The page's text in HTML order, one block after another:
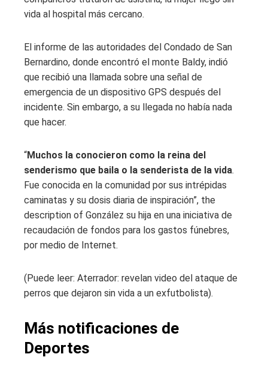
vida al hospital más cercano.
El informe de las autoridades del Condado de San
Bernardino, donde encontró el monte Baldy, indió
que recibió una llamada sobre una señal de
emergencia de un dispositivo GPS después del
incidente. Sin embargo, a su llegada no había nada
que hacer.
“Muchos la conocieron como la reina del
senderismo que baila o la senderista de la vida.
Fue conocida en la comunidad por sus intrépidas
caminatas y su dosis diaria de inspiración”, the
description of González su hija en una iniciativa de
recaudación de fondos para los gastos fúnebres,
por medio de Internet.
(Puede leer: Aterrador: revelan video del ataque de
perros que dejaron sin vida a un exfutbolista).
Más notificaciones de
Deportes